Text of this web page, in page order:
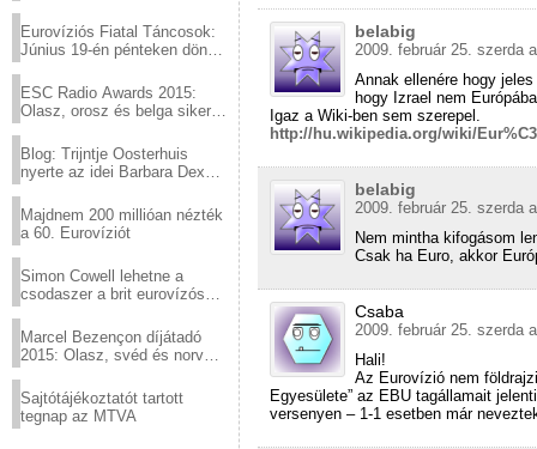
Eurovíziós Fiatal Táncosok:
Június 19-én pénteken döntő
ESC Radio Awards 2015:
Olasz, orosz és belga siker,
Blog: Trijntje Oosterhuis
nyerte az idei Barbara Dex
Majdnem 200 millióan nézték
a 60. Eurovíziót
Simon Cowell lehetne a
csodaszer a brit eurovízós
Marcel Bezençon díjátadó
2015: Olasz, svéd és norvég
Sajtótájékoztatót tartott
tegnap az MTVA
belabig
2009. február 25. szerda
Annak ellenére hogy
hogy Izrael nem
Igaz a Wiki-ben sem szerepel.
http://hu.wikipedia.org/wiki/
belabig
2009. február 25. szerda
Nem mintha kifogásom
Csak ha Euro, akkor
Csaba
2009. február 25. szerda
Hali!
Az Eurovízió nem
Egyesülete” az EBU tagállamait
versenyen – 1-1 esetben már